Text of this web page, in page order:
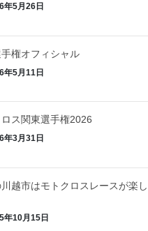
年5月26日
権オフィシャル
年5月11日
ス関東選手権2026
年3月31日
越市はモトクロスレースが楽し
年10月15日